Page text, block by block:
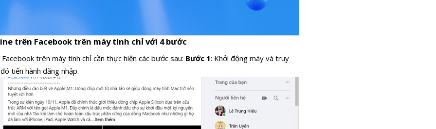
trên Facebook trên máy tính chỉ với 4 bước
trên máy tính chỉ cần thực hiện các bước sau: Bước 1: Khởi động máy và truy
tiến hành đăng nhập.